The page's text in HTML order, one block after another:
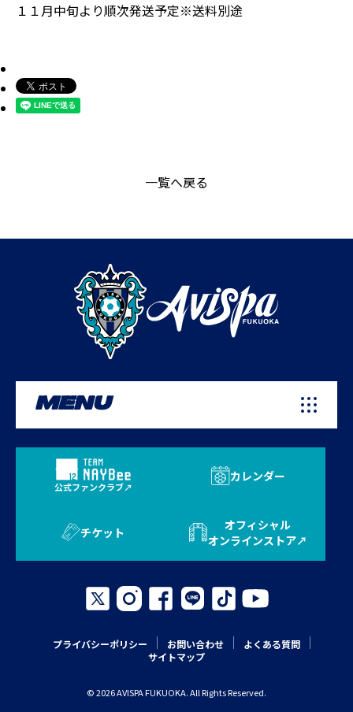
１１月中旬より順次発送予定※送料別途
一覧へ戻る
MENU
公式ファンクラブ
カレンダー
チケット
オフィシャル
オンラインストア
プライバシーポリシー お問い合わせ
よくある質問
サイトマップ
© 2026 AVISPA FUKUOKA. All Rights Reserved.